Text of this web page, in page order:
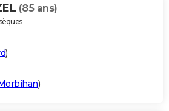
(85 ans)
)
)